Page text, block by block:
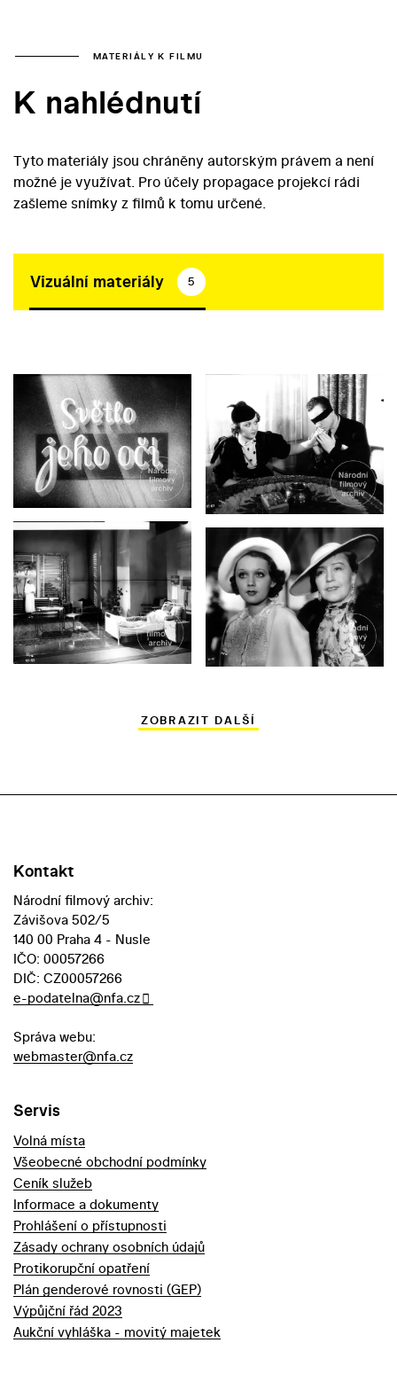
MATERIÁLY K FILMU
K nahlédnutí
Tyto materiály jsou chráněny autorským právem a není
možné je využívat. Pro účely propagace projekcí rádi
zašleme snímky z filmů k tomu určené.
Vizuální materiály 5
ZOBRAZIT DALŠÍ
Kontakt
Národní filmový archiv:
Závišova 502/5
140 00 Praha 4 - Nusle
IČO: 00057266
DIČ: CZ00057266
e-podatelna@nfa.cz
Správa webu:
webmaster@nfa.cz
Servis
Volná místa
Všeobecné obchodní podmínky
Ceník služeb
Informace a dokumenty
Prohlášení o přístupnosti
Zásady ochrany osobních údajů
Protikorupční opatření
Plán genderové rovnosti (GEP)
Výpůjční řád 2023
Aukční vyhláška - movitý majetek